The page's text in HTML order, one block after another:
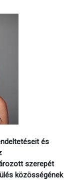
és
szerepét
közösségének